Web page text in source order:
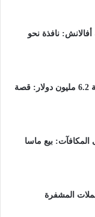
نافذة نحو
جاستن صن والموزة بقيمة 6.2 مليون دولار: قصة
المكافآت: بيع ماسا
المشفرة